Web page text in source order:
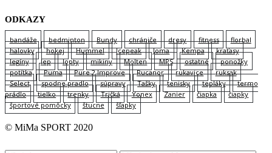
ODKAZY
bandáže bedminton Bundy chrániče dresy fitness
florbal
halovky
hokej Hummel Icepeak Joma Kempa
kraťasy
legíny
lep lopty mikiny Molten MPS ostatné
ponožky
potítka
Puma Pure 2 Improve Rucanor rukavice
ruksak
Select
spodne pradlo súpravy Tašky tenisky tepláky
termo
prádlo
tielko trenky Tričká Yonex Zanier čiapka
čiapky
športové pomôcky
štucne šľapky
© MiMa SPORT 2020